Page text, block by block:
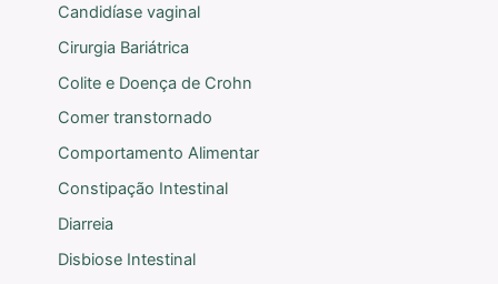
Candidíase vaginal
Cirurgia Bariátrica
Colite e Doença de Crohn
Comer transtornado
Comportamento Alimentar
Constipação Intestinal
Diarreia
Disbiose Intestinal